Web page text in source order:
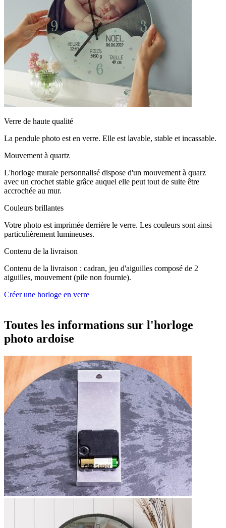
Verre de haute qualité
La pendule photo est en verre. Elle est lavable, stable et incassable.
Mouvement à quartz
L'horloge murale personnalisé dispose d'un mouvement à quarz
avec un crochet stable grâce auquel elle peut tout de suite être
accrochée au mur.
Couleurs brillantes
Votre photo est imprimée derrière le verre. Les couleurs sont ainsi
particulièrement lumineuses.
Contenu de la livraison
Contenu de la livraison : cadran, jeu d'aiguilles composé de 2
aiguilles, mouvement (pile non fournie).
Créer une horloge en verre
Toutes les informations sur l'horloge
photo ardoise